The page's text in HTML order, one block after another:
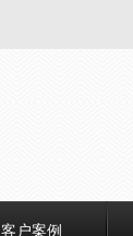
客户案例